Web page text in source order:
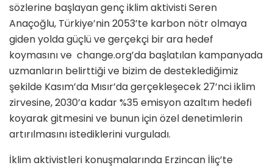
sözlerine başlayan genç iklim aktivisti Seren
Anaçoğlu, Türkiye’nin 2053’te karbon nötr olmaya
giden yolda güçlü ve gerçekçi bir ara hedef
koymasını ve change.org’da başlatılan kampanyada
uzmanların belirttiği ve bizim de desteklediğimiz
şekilde Kasım’da Mısır’da gerçekleşecek 27’nci iklim
zirvesine, 2030’a kadar %35 emisyon azaltım hedefi
koyarak gitmesini ve bunun için özel denetimlerin
artırılmasını istediklerini vurguladı.
İklim aktivistleri konuşmalarında Erzincan İliç’te